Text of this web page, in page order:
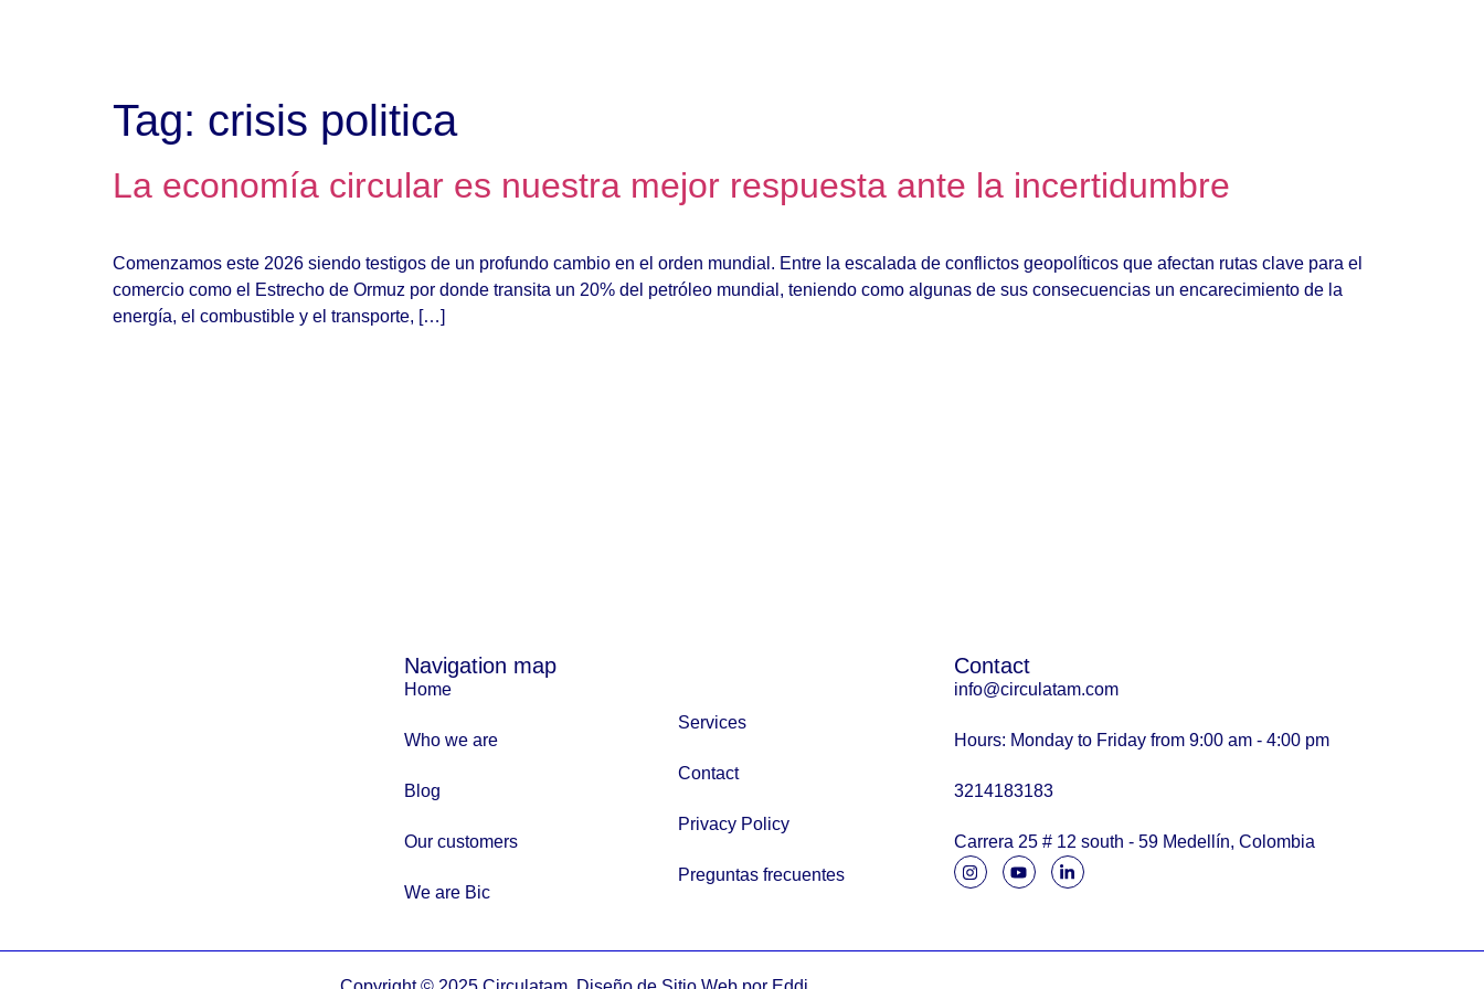
Tag: crisis politica
La economía circular es nuestra mejor respuesta ante la incertidumbre
Comenzamos este 2026 siendo testigos de un profundo cambio en el orden mundial. Entre la escalada de conflictos geopolíticos que afectan rutas clave para el
comercio como el Estrecho de Ormuz por donde transita un 20% del petróleo mundial, teniendo como algunas de sus consecuencias un encarecimiento de la
energía, el combustible y el transporte, […]
Navigation map
Home
Who we are
Blog
Our customers
We are Bic
Services
Contact
Privacy Policy
Preguntas frecuentes
Contact
info@circulatam.com
Hours: Monday to Friday from 9:00 am - 4:00 pm
3214183183
Carrera 25 # 12 south - 59 Medellín, Colombia